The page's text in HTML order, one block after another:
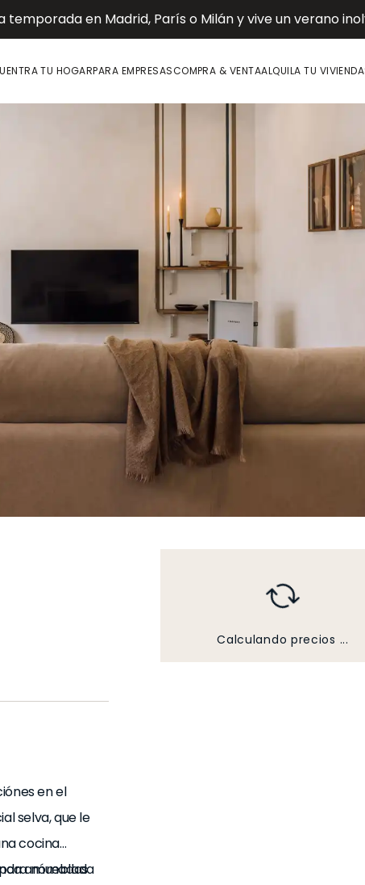
en Madrid, París o Milán y vive un verano
TU HOGARPARA EMPRESASCOMPRA & VENTAALQUILA TU VIVIENDA
en el
selva, que le
cocina
nómadas
amueblada
Calculando precios ...